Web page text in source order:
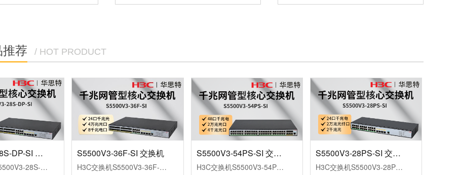
荐 / HOT PRODUCT
S5500V3-28S-DP-SI 交换机
H3C交换机S5500V3-28S-DP-SI（L3以太网交换机主机，支持24个10/100/1000BASE-T电口，支持4个1G/10GBASE-XSFPPlus端口，AC）
S5500V3-36F-SI 交换机
H3C交换机S5500V3-36F-SI（L3以太网交换机主机，支持24个1000BASE-XSFP端口，支持8个10/100/1000BASE-T电口，支持4个1G/10GBASE-XSFPPlus端口，支持AC）
S5500V3-54PS-SI 交换机
H3C交换机S5500V3-54PS-SI（L3以太网交换机主机，支持48个10/100/1000BASE-T电口，支持4个1GBASE-XSFP端口，支持2个1G/10GBASE-XSFPPlus端口，支持AC）
S5500V3-28PS-SI 交换机
H3C交换机S5500V3-28PS-SI（L3以太网交换机主机，支持24个10/100/1000BASE-T电口，支持2个1GBASE-XSFP端口，支持2个1G/10GBASE-XSFPPlus端口，支持AC）